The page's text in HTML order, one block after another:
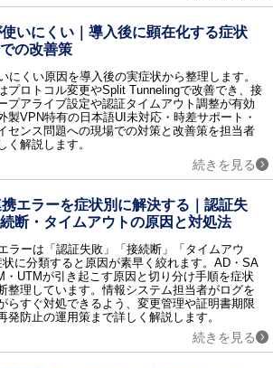
VPN / IP電話 / CDN / マルチホーミング / WAN / PBX / WAN高速化 / VPN 海外・国際 / 法人携帯 / 法人向けポケットWifi
ラ
ストレージ / サーバ / シンクライアント / KVMスイッチ / UPS / PDU
ラ
CTI / ロードバランサ / 電話会議 / リモートアクセス / ネットワーク機器 / テレビ会議 / Web会議 / 無線LAN構築 / アプリケーションデリバリコントローラ / ウェビナー・Webセミナーツール / 法人PC
リティ
ィ
ウィルス対策 / セキュリティ診断 / 暗号化 / フィルタリングソフト / 入退室管理 / セキュリティシステム / 印刷セキュリティ / DLP / UTM（統合脅威管理） / コピー防止 / 標的型攻撃対策 / ハードディスク暗号化 / USBメモリ暗号化 / ファイル暗号化 / マイナンバーセキュリティ / 防犯カメラ・監視カメラ / 風評被害対策サービス / データレスクライアント
データセンターソリューション / ホスティング / ハウジング
いにくい｜導入後に顕在化する症状
の改善策
にくい原因を導入後の実症状から整理します。
プロトコル変更やSplit Tunnelingで改善でき、接
プアライブ設定や認証タイムアウト調整が有効
製VPN特有の日本語UI未対応・時差サポート・
センス問題への現場での対策と改善策を担当者
く解説します。
続きを見る
エラーを症状別に解決する｜認証失
断・タイムアウトの原因と対処法
ラーは「認証失敗」「接続断」「タイムアウ
状に分類すると原因が素早く絞れます。AD・SA
・UTMが引き起こす原因と切り分け手順を症状
整理しています。情報システム担当者がログを
らすぐ対処できるよう、変更管理や証明書期限
発防止の運用策まで詳しく解説します。
続きを見る